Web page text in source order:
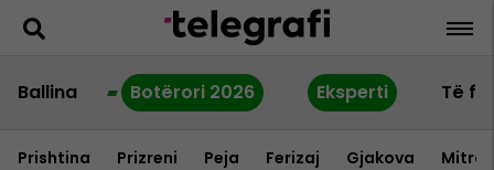
Ballina Botërori 2026 Eksperti Të
Prishtina Prizreni Peja Ferizaj Gjakova